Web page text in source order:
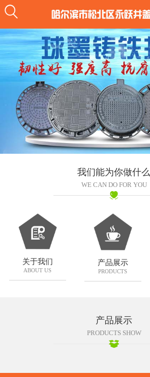
我们能为你做什么
WE CAN DO FOR YOU
关于我们
ABOUT US
产品展示
PRODUCTS
产品展示
PRODUCTS SHOW